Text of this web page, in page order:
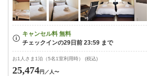
お1人さま1泊（5名1室利用時） (税込)
25,474円 ／人〜